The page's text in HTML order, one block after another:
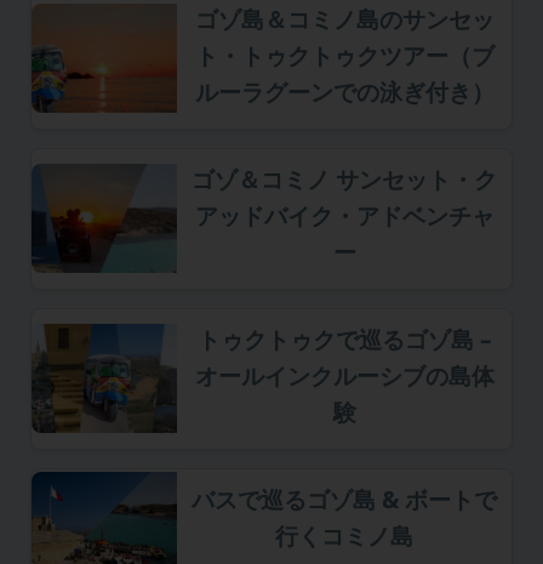
ゴゾ島＆コミノ島のサンセッ
ト・トゥクトゥクツアー（ブ
ルーラグーンでの泳ぎ付き）
ゴゾ＆コミノ サンセット・ク
アッドバイク・アドベンチャ
ー
トゥクトゥクで巡るゴゾ島 –
オールインクルーシブの島体
験
バスで巡るゴゾ島 & ボートで
行くコミノ島